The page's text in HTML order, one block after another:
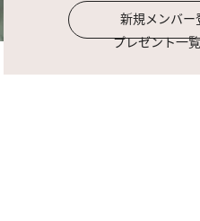
新規メンバー
プレゼント一覧